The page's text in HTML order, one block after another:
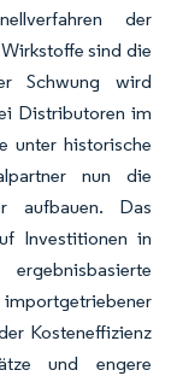
der
sind die
Schwung wird
Distributoren im
unter historische
nun die
aufbauen. Das
Investitionen in
Kosteneffizienz
und engere